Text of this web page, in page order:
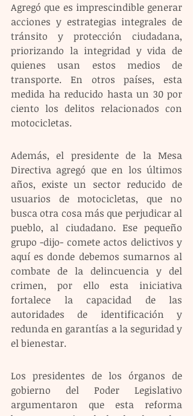
Agregó que es imprescindible generar
acciones y estrategias integrales de
tránsito y protección ciudadana,
priorizando la integridad y vida de
quienes usan estos medios de
transporte. En otros países, esta
medida ha reducido hasta un 30 por
ciento los delitos relacionados con
motocicletas.
Además, el presidente de la Mesa
Directiva agregó que en los últimos
años, existe un sector reducido de
usuarios de motocicletas, que no
busca otra cosa más que perjudicar al
pueblo, al ciudadano. Ese pequeño
grupo -dijo- comete actos delictivos y
aquí es donde debemos sumarnos al
combate de la delincuencia y del
crimen, por ello esta iniciativa
fortalece la capacidad de las
autoridades de identificación y
redunda en garantías a la seguridad y
el bienestar.
Los presidentes de los órganos de
gobierno del Poder Legislativo
argumentaron que esta reforma